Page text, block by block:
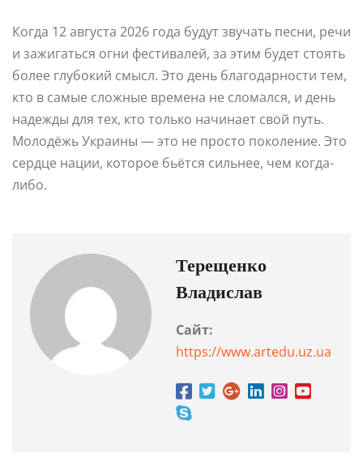
Когда 12 августа 2026 года будут звучать песни, речи
и зажигаться огни фестивалей, за этим будет стоять
более глубокий смысл. Это день благодарности тем,
кто в самые сложные времена не сломался, и день
надежды для тех, кто только начинает свой путь.
Молодёжь Украины — это не просто поколение. Это
сердце нации, которое бьётся сильнее, чем когда-
либо.
Терещенко
Владислав
Сайт:
https://www.artedu.uz.ua